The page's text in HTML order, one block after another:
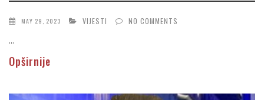
MAY 29, 2023 VIJESTI NO COMMENTS
...
Opširnije